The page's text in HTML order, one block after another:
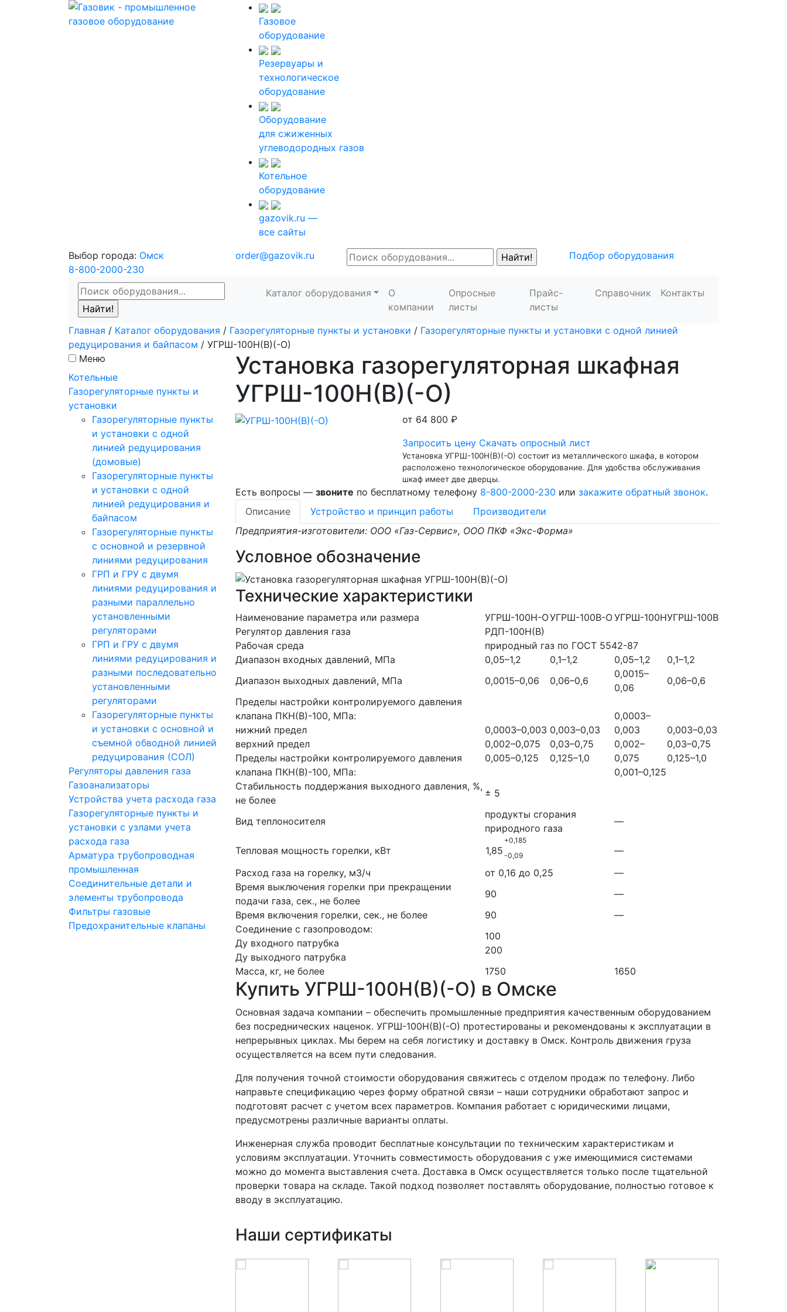
Газовое
оборудование
Резервуары и
технологическое
оборудование
Оборудование
для сжиженных
углеводородных газов
Котельное
оборудование
gazovik.ru —
все сайты
Выбор города: Омск
8-800-2000-230
order@gazovik.ru Подбор оборудования
Каталог оборудования
О
компании
Опросные
листы
Прайс-
листы
Справочник Контакты
Главная / Каталог оборудования / Газорегуляторные пункты и установки / Газорегуляторные пункты и установки с одной линией
редуцирования и байпасом / УГРШ-100Н(В)(-О)
Меню
Котельные
Газорегуляторные пункты и
установки
Газорегуляторные пункты
и установки с одной
линией редуцирования
(домовые)
Газорегуляторные пункты
и установки с одной
линией редуцирования и
байпасом
Газорегуляторные пункты
с основной и резервной
линиями редуцирования
ГРП и ГРУ с двумя
линиями редуцирования и
разными параллельно
установленными
регуляторами
ГРП и ГРУ с двумя
линиями редуцирования и
разными последовательно
установленными
регуляторами
Газорегуляторные пункты
и установки с основной и
съемной обводной линией
редуцирования (СОЛ)
Регуляторы давления газа
Газоанализаторы
Устройства учета расхода газа
Газорегуляторные пункты и
установки с узлами учета
расхода газа
Арматура трубопроводная
промышленная
Соединительные детали и
элементы трубопровода
Фильтры газовые
Предохранительные клапаны
Установка газорегуляторная шкафная
УГРШ-100Н(В)(-О)
от 64 800 ₽
Запросить цену Скачать опросный лист
Установка УГРШ-100Н(В)(-О) состоит из металлического шкафа, в котором
расположено технологическое оборудование. Для удобства обслуживания
шкаф имеет две дверцы.
Есть вопросы — звоните по бесплатному телефону 8-800-2000-230 или закажите обратный звонок.
Описание
Устройство и принцип работы
Производители
Предприятия-изготовители: ООО «Газ-Сервис», ООО ПКФ «Экс-Форма»
Условное обозначение
Технические характеристики
Наименование параметра или размера УГРШ-100Н-ОУГРШ-100В-ОУГРШ-100НУГРШ-100В
Регулятор давления газа
РДП-100Н(В)
Рабочая среда
природный газ по ГОСТ 5542-87
Диапазон входных давлений, МПа
0,05–1,2 0,1–1,2 0,05–1,2
0,1–1,2
Диапазон выходных давлений, МПа
0,0015–0,06 0,06–0,6
0,0015–
0,06
0,06–0,6
Пределы настройки контролируемого давления
клапана ПКН(В)-100, МПа:
нижний предел
верхний предел
Пределы настройки контролируемого давления
клапана ПКН(В)-100, МПа:
0,0003–0,003
0,002–0,075
0,005–0,125
0,003–0,03
0,03–0,75
0,125–1,0
0,0003–
0,003
0,002–
0,075
0,001–0,125
0,003–0,03
0,03–0,75
0,125–1,0
Стабильность поддержания выходного давления, %,
не более
± 5
Вид теплоносителя
продукты сгорания
природного газа
—
Тепловая мощность горелки, кВт 1,85
+0,185
-0,09
—
Расход газа на горелку, м3/ч
от 0,16 до 0,25
—
Время выключения горелки при прекращении
подачи газа, сек., не более
90
—
Время включения горелки, сек., не более
90
—
Соединение с газопроводом:
Ду входного патрубка
Ду выходного патрубка
100
200
Масса, кг, не более
1750 1650
Купить УГРШ-100Н(В)(-О) в Омске
Основная задача компании – обеспечить промышленные предприятия качественным оборудованием
без посреднических наценок. УГРШ-100Н(В)(-О) протестированы и рекомендованы к эксплуатации в
непрерывных циклах. Мы берем на себя логистику и доставку в Омск. Контроль движения груза
осуществляется на всем пути следования.
Для получения точной стоимости оборудования свяжитесь с отделом продаж по телефону. Либо
направьте спецификацию через форму обратной связи – наши сотрудники обработают запрос и
подготовят расчет с учетом всех параметров. Компания работает с юридическими лицами,
предусмотрены различные варианты оплаты.
Инженерная служба проводит бесплатные консультации по техническим характеристикам и
условиям эксплуатации. Уточнить совместимость оборудования с уже имеющимися системами
можно до момента выставления счета. Доставка в Омск осуществляется только после тщательной
проверки товара на складе. Такой подход позволяет поставлять оборудование, полностью готовое к
вводу в эксплуатацию.
Наши сертификаты